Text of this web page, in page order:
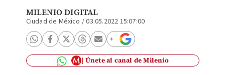
MILENIO DIGITAL
Ciudad de México /03.05.2022 15:07:00
Únete al canal de Milenio